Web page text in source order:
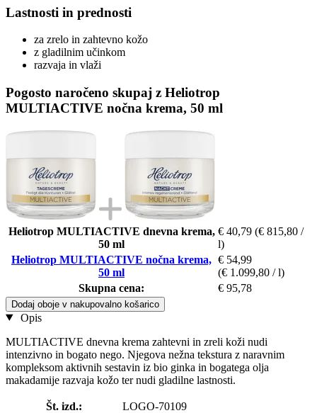
Lastnosti in prednosti
za zrelo in zahtevno kožo
z gladilnim učinkom
razvaja in vlaži
Pogosto naročeno skupaj z Heliotrop
MULTIACTIVE nočna krema, 50 ml
Heliotrop MULTIACTIVE dnevna krema,
50 ml
€ 40,79 (€ 815,80 /
l)
Heliotrop MULTIACTIVE nočna krema,
50 ml
€ 54,99
(€ 1.099,80 / l)
Skupna cena:
€ 95,78
Dodaj oboje v nakupovalno košarico
Opis
MULTIACTIVE dnevna krema zahtevni in zreli koži nudi
intenzivno in bogato nego. Njegova nežna tekstura z naravnim
kompleksom aktivnih sestavin iz bio ginka in bogatega olja
makadamije razvaja kožo ter nudi gladilne lastnosti.
Št. izd.:
LOGO-70109